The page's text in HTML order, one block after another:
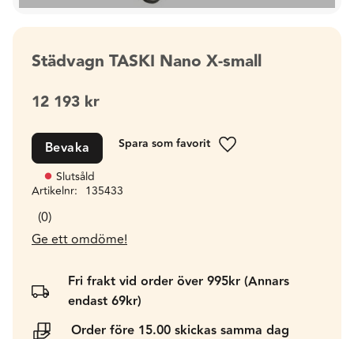
Städvagn TASKI Nano X-small
12 193 kr
Lägg till i favoriter
Bevaka
Slutsåld
Artikelnr
135433
0
Ge ett omdöme!
Fri frakt vid order över 995kr (Annars
endast 69kr)
Order före 15.00 skickas samma dag